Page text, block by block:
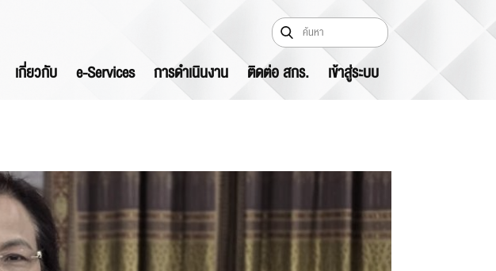
เกี่ยวกับ e-Services การดำเนินงาน ติดต่อ สกร. เข้าสู่ระบบ